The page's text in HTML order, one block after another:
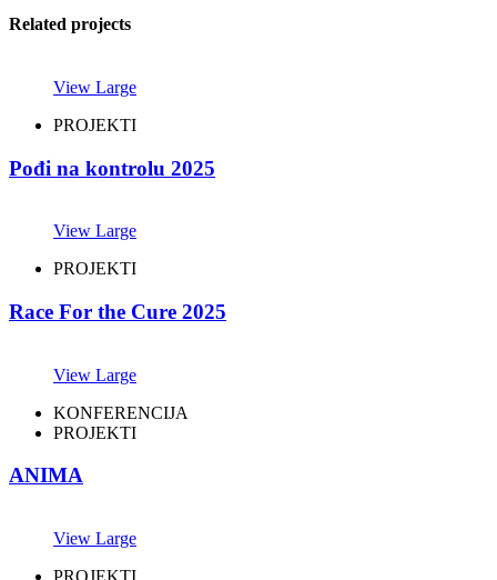
Related projects
View Large
PROJEKTI
Pođi na kontrolu 2025
View Large
PROJEKTI
Race For the Cure 2025
View Large
KONFERENCIJA
PROJEKTI
ANIMA
View Large